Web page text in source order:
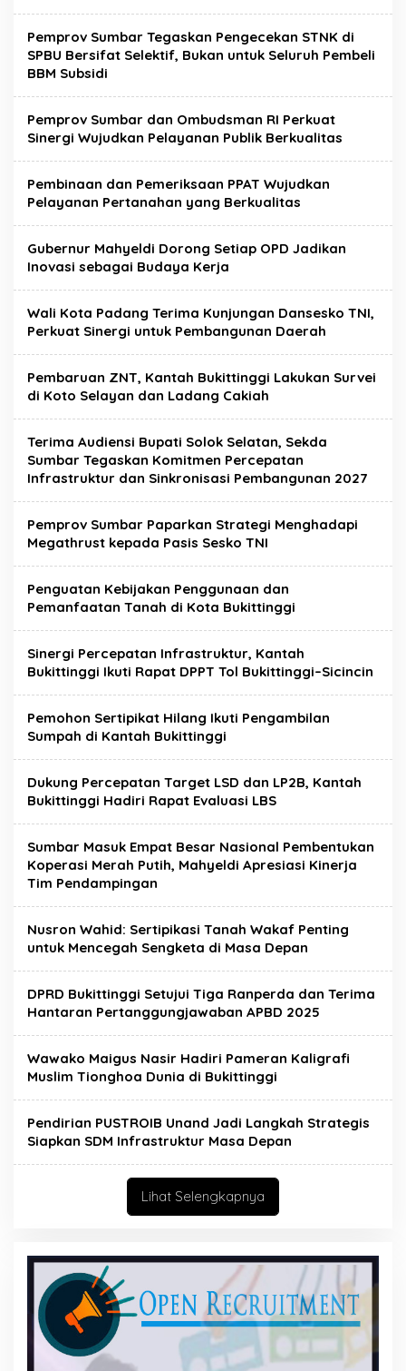
Pemprov Sumbar Tegaskan Pengecekan STNK di
SPBU Bersifat Selektif, Bukan untuk Seluruh Pembeli
BBM Subsidi
Pemprov Sumbar dan Ombudsman RI Perkuat
Sinergi Wujudkan Pelayanan Publik Berkualitas
Pembinaan dan Pemeriksaan PPAT Wujudkan
Pelayanan Pertanahan yang Berkualitas
Gubernur Mahyeldi Dorong Setiap OPD Jadikan
Inovasi sebagai Budaya Kerja
Wali Kota Padang Terima Kunjungan Dansesko TNI,
Perkuat Sinergi untuk Pembangunan Daerah
Pembaruan ZNT, Kantah Bukittinggi Lakukan Survei
di Koto Selayan dan Ladang Cakiah
Terima Audiensi Bupati Solok Selatan, Sekda
Sumbar Tegaskan Komitmen Percepatan
Infrastruktur dan Sinkronisasi Pembangunan 2027
Pemprov Sumbar Paparkan Strategi Menghadapi
Megathrust kepada Pasis Sesko TNI
Penguatan Kebijakan Penggunaan dan
Pemanfaatan Tanah di Kota Bukittinggi
Sinergi Percepatan Infrastruktur, Kantah
Bukittinggi Ikuti Rapat DPPT Tol Bukittinggi–Sicincin
Pemohon Sertipikat Hilang Ikuti Pengambilan
Sumpah di Kantah Bukittinggi
Dukung Percepatan Target LSD dan LP2B, Kantah
Bukittinggi Hadiri Rapat Evaluasi LBS
Sumbar Masuk Empat Besar Nasional Pembentukan
Koperasi Merah Putih, Mahyeldi Apresiasi Kinerja
Tim Pendampingan
Nusron Wahid: Sertipikasi Tanah Wakaf Penting
untuk Mencegah Sengketa di Masa Depan
DPRD Bukittinggi Setujui Tiga Ranperda dan Terima
Hantaran Pertanggungjawaban APBD 2025
Wawako Maigus Nasir Hadiri Pameran Kaligrafi
Muslim Tionghoa Dunia di Bukittinggi
Pendirian PUSTROIB Unand Jadi Langkah Strategis
Siapkan SDM Infrastruktur Masa Depan
Lihat Selengkapnya